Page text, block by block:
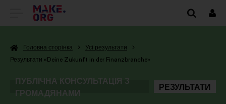
ПЕРЕЙТИ
ГОЛОВНУ
MAKE.ORG
Головна сторінка
Усі результати
Результати «Deine Zukunft in der Finanzbranche»
ПУБЛІЧНА КОНСУЛЬТАЦІЯ З
ГРОМАДЯНАМИ
РЕЗУЛЬТАТИ